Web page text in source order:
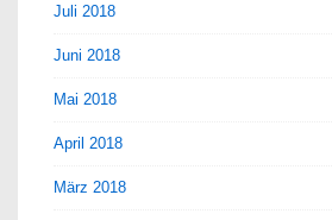
Juli 2018
Juni 2018
Mai 2018
April 2018
März 2018